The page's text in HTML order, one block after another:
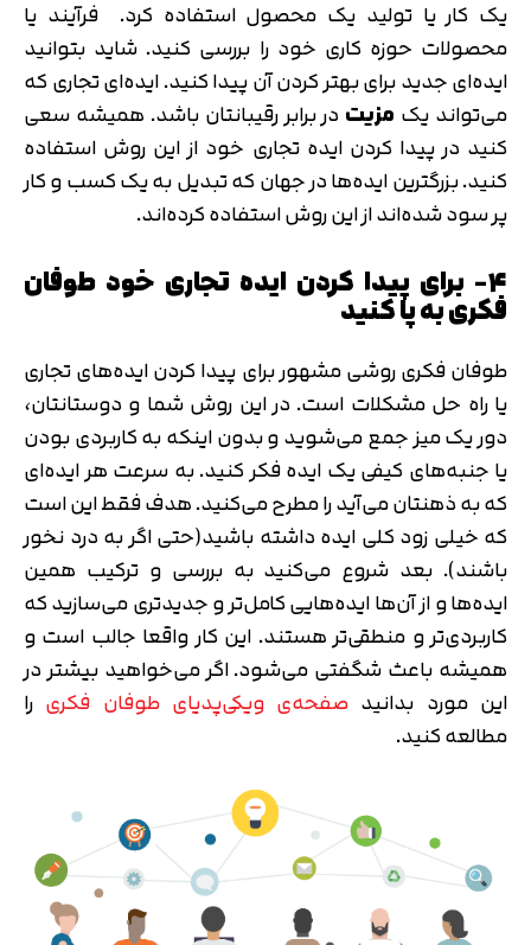
یک کار یا تولید یک محصول استفاده کرد. فرآیند یا
محصولات حوزه کاری خود را بررسی کنید. شاید بتوانید
ایده‌ای جدید برای بهتر کردن آن پیدا کنید. ایده‌ای تجاری که
می‌تواند یک مزیت در برابر رقیبانتان باشد. همیشه سعی
کنید در پیدا کردن ایده تجاری خود از این روش استفاده
کنید. بزرگترین ایده‌ها در جهان که تبدیل به یک کسب و کار
پر سود شده‌اند از این روش استفاده کرده‌اند.
۴- برای پیدا کردن ایده تجاری خود طوفان
فکری به پا کنید
طوفان فکری روشی مشهور برای پیدا کردن ایده‌های تجاری
یا راه حل مشکلات است. در این روش شما و دوستانتان،
دور یک میز جمع می‌شوید و بدون اینکه به کاربردی بودن
یا جنبه‌های کیفی یک ایده فکر کنید. به سرعت هر ایده‌ای
که به ذهنتان می‌آید را مطرح می‌کنید. هدف فقط این است
که خیلی زود کلی ایده داشته باشید(حتی اگر به درد نخور
باشند). بعد شروع می‌کنید به بررسی و ترکیب همین
ایده‌ها و از آن‌ها ایده‌هایی کامل‌تر و جدیدتری می‌سازید که
کاربردی‌تر و منطقی‌تر هستند. این کار واقعا جالب است و
همیشه باعث شگفتی می‌شود. اگر می‌خواهید بیشتر در
این مورد بدانید صفحه‌ی ویکی‌پدیای طوفان فکری را
مطالعه کنید.